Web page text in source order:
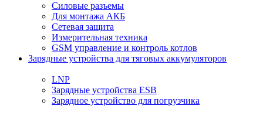
Силовые разъемы
Для монтажа АКБ
Сетевая защита
Измерительная техника
GSM управление и контроль котлов
Зарядные устройства для тяговых аккумуляторов
LNP
Зарядные устройства ESB
Зарядное устройство для погрузчика